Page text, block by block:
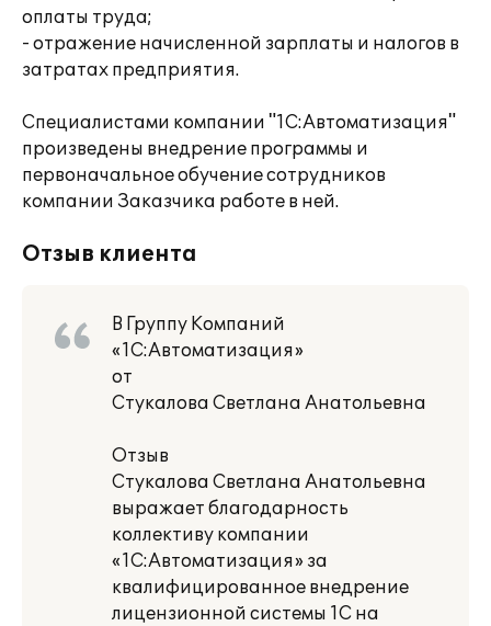
оплаты труда;
- отражение начисленной зарплаты и налогов в
затратах предприятия.
Специалистами компании "1С:Автоматизация"
произведены внедрение программы и
первоначальное обучение сотрудников
компании Заказчика работе в ней.
Отзыв клиента
В Группу Компаний
«1С:Автоматизация»
от
Стукалова Светлана Анатольевна
Отзыв
Стукалова Светлана Анатольевна
выражает благодарность
коллективу компании
«1С:Автоматизация» за
квалифицированное внедрение
лицензионной системы 1С на